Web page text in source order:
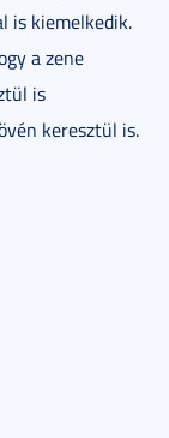
is kiemelkedik.
a zene
is
keresztül is.